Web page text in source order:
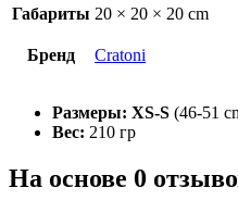
Габариты 20 × 20 × 20 cm
Бренд Cratoni
Размеры: XS-S (46-51
Вес: 210 гр
На основе 0